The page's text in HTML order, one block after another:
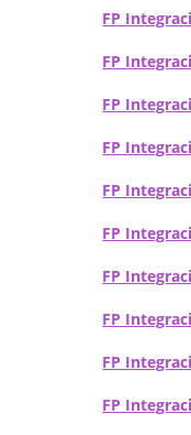
FP
FP
FP
FP
FP
FP
FP
FP
FP
FP